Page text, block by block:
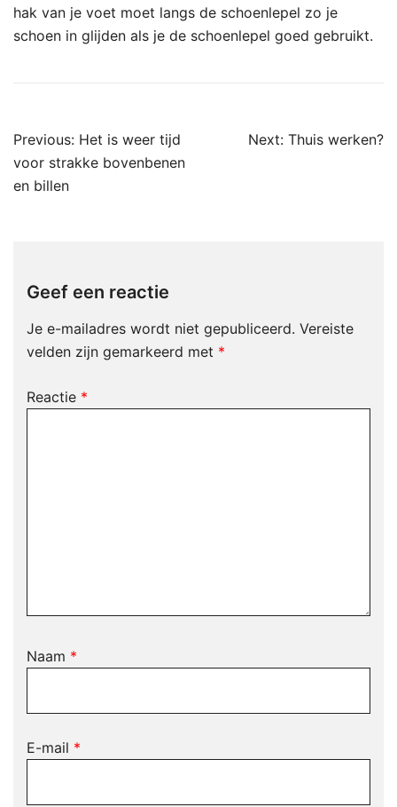
hak van je voet moet langs de schoenlepel zo je
schoen in glijden als je de schoenlepel goed gebruikt.
Previous: Het is weer tijd
voor strakke bovenbenen
en billen
Next: Thuis werken?
Geef een reactie
Je e-mailadres wordt niet gepubliceerd. Vereiste
velden zijn gemarkeerd met *
Reactie *
Naam *
E-mail *